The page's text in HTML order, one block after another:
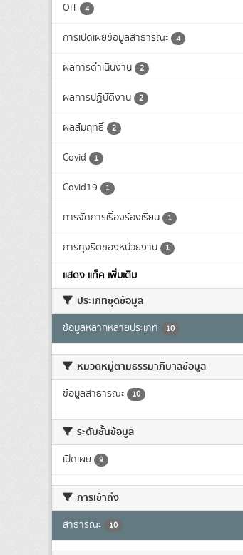
OIT 4
การเปิดเผยข้อมูลสาธารณะ 4
ผลการดำเนินงาน 2
ผลการปฏิบัติงาน 2
ผลสัมฤทธิ์ 2
Covid 1
Covid19 1
การจัดการเรื่องร้องเรียน 1
การทุจริตของหน่วยงาน 1
แสดง แท็ค เพิ่มเติม
ประเภทชุดข้อมูล
ข้อมูลหลากหลายประเภท 10
หมวดหมู่ตามธรรมาภิบาลข้อมูล
ข้อมูลสาธารณะ 10
ระดับชั้นข้อมูล
เปิดเผย 9
การเข้าถึง
สาธารณะ 10